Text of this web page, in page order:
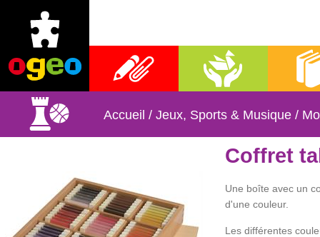
Fournitures scolaires Activités manuelles
Accueil / Jeux, Sports & Musique /
Coffret
Une boîte avec un
d'une couleur.
Les différentes